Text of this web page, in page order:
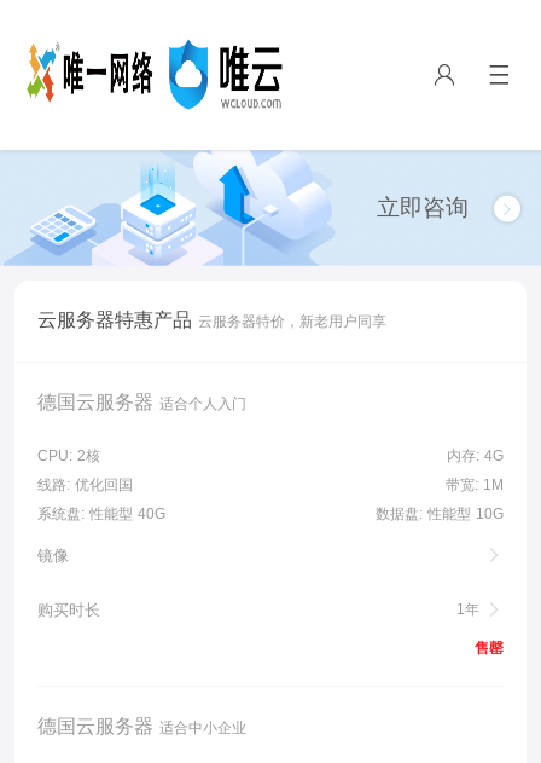
立即咨询
云服务器特惠产品 云服务器特价，新老用户同享
德国云服务器 适合个人入门
CPU: 2核 内存: 4G
线路: 优化回国 带宽: 1M
系统盘: 性能型 40G 数据盘: 性能型 10G
镜像
购买时长 1年
售罄
德国云服务器 适合中小企业